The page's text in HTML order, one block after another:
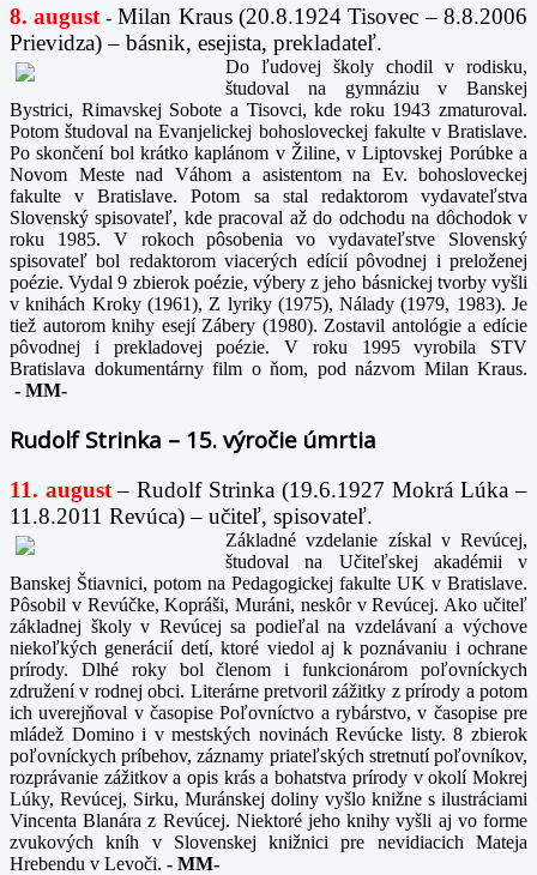
8. august -Milan Kraus (20.8.1924 Tisovec – 8.8.2006
Prievidza) – básnik, esejista, prekladateľ.
Do ľudovej školy chodil v rodisku,
študoval na gymnáziu v Banskej
Bystrici, Rimavskej Sobote a Tisovci, kde roku 1943 zmaturoval.
Potom študoval na Evanjelickej bohosloveckej fakulte v Bratislave.
Po skončení bol krátko kaplánom v Žiline, v Liptovskej Porúbke a
Novom Meste nad Váhom a asistentom na Ev. bohosloveckej
fakulte v Bratislave. Potom sa stal redaktorom vydavateľstva
Slovenský spisovateľ, kde pracoval až do odchodu na dôchodok v
roku 1985. V rokoch pôsobenia vo vydavateľstve Slovenský
spisovateľ bol redaktorom viacerých edícií pôvodnej i preloženej
poézie. Vydal 9 zbierok poézie, výbery z jeho básnickej tvorby vyšli
v knihách Kroky (1961), Z lyriky (1975), Nálady (1979, 1983). Je
tiež autorom knihy esejí Zábery (1980). Zostavil antológie a edície
pôvodnej i prekladovej poézie. V roku 1995 vyrobila STV
Bratislava dokumentárny film o ňom, pod názvom Milan Kraus.
- MM-
Rudolf Strinka – 15. výročie úmrtia
11. august – Rudolf Strinka (19.6.1927 Mokrá Lúka –
11.8.2011 Revúca) – učiteľ, spisovateľ.
Základné vzdelanie získal v Revúcej,
študoval na Učiteľskej akadémii v
Banskej Štiavnici, potom na Pedagogickej fakulte UK v Bratislave.
Pôsobil v Revúčke, Kopráši, Muráni, neskôr v Revúcej. Ako učiteľ
základnej školy v Revúcej sa podieľal na vzdelávaní a výchove
niekoľkých generácií detí, ktoré viedol aj k poznávaniu i ochrane
prírody. Dlhé roky bol členom i funkcionárom poľovníckych
združení v rodnej obci. Literárne pretvoril zážitky z prírody a potom
ich uverejňoval v časopise Poľovníctvo a rybárstvo, v časopise pre
mládež Domino i v mestských novinách Revúcke listy. 8 zbierok
poľovníckych príbehov, záznamy priateľských stretnutí poľovníkov,
rozprávanie zážitkov a opis krás a bohatstva prírody v okolí Mokrej
Lúky, Revúcej, Sirku, Muránskej doliny vyšlo knižne s ilustráciami
Vincenta Blanára z Revúcej. Niektoré jeho knihy vyšli aj vo forme
zvukových kníh v Slovenskej knižnici pre nevidiacich Mateja
Hrebendu v Levoči. - MM-